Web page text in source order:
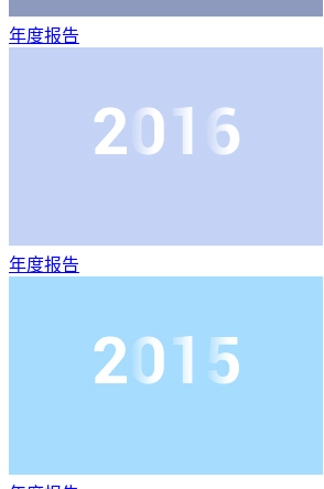
年度报告
年度报告